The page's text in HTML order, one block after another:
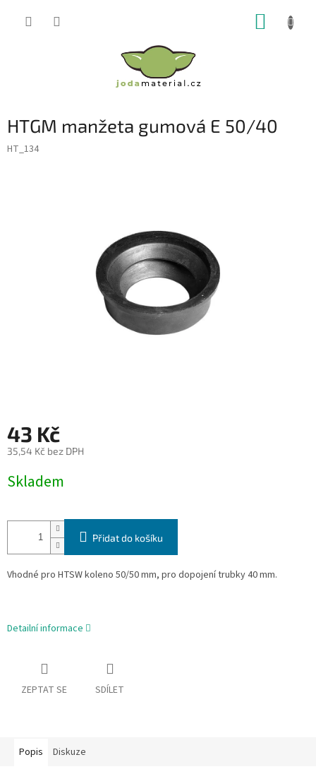
HTGM manžeta gumová E 50/40
HT_134
43 Kč
35,54 Kč bez DPH
cena:
Skladem
Přidat do košíku
Vhodné pro HTSW koleno 50/50 mm, pro dopojení trubky 40 mm.
Detailní informace
ZEPTAT SE SDÍLET
Popis Diskuze